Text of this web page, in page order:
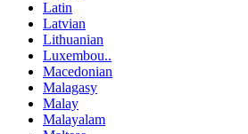
Latin
Latvian
Lithuanian
Luxembou..
Macedonian
Malagasy
Malay
Malayalam